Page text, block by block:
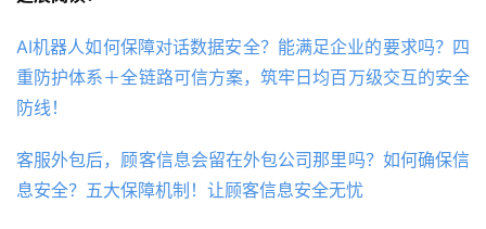
AI机器人如何保障对话数据安全？能满足企业的要求吗？四
重防护体系＋全链路可信方案，筑牢日均百万级交互的安全
防线！
客服外包后，顾客信息会留在外包公司那里吗？如何确保信
息安全？五大保障机制！让顾客信息安全无忧